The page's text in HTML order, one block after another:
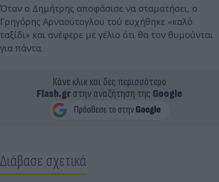
Όταν ο Δημήτρης αποφάσισε να σταματήσει, ο
Γρηγόρης Αρναούτογλου τού ευχήθηκε «καλό
ταξίδι» και ανέφερε με γέλιο ότι θα τον θυμούνται
για πάντα.
Κάνε κλικ και δες περισσότερο
Flash.grστην αναζήτηση της Google
Διάβασε σχετικά